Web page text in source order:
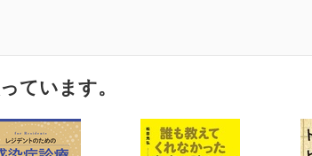
ています。